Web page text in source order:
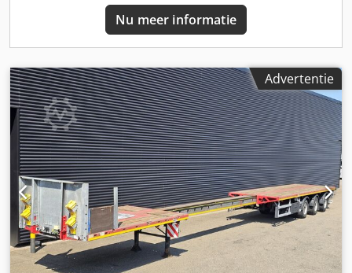
Nu meer informatie
Advertentie